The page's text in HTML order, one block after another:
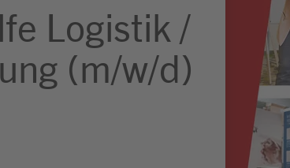
Logistik /
(m/w/d)